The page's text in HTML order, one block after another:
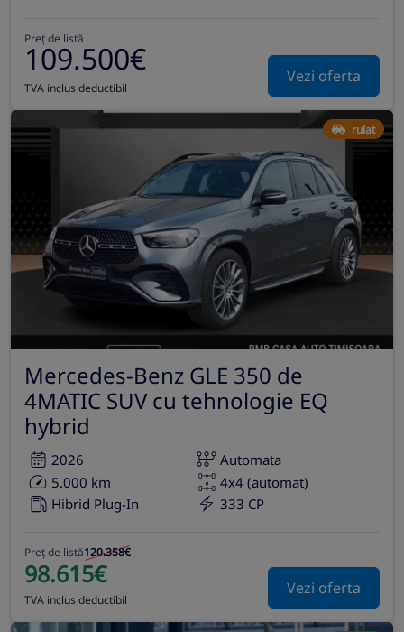
Preț de listă
109.500€
TVA inclus deductibil
Vezi oferta
rulat
Mercedes-Benz GLE 350 de
4MATIC SUV cu tehnologie EQ
hybrid
2026
Automata
5.000 km
4x4 (automat)
Hibrid Plug-In
333 CP
Preț de listă120.358€
98.615€
TVA inclus deductibil
Vezi oferta